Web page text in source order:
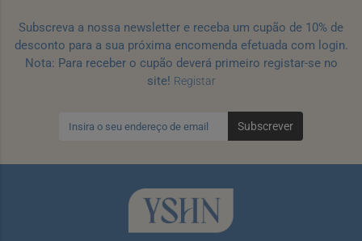
Subscreva a nossa newsletter e receba um cupão de 10% de
desconto para a sua próxima encomenda efetuada com login.
Nota: Para receber o cupão deverá primeiro registar-se no
site! Registar
Subscrever